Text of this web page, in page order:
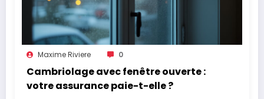
Maxime Riviere 0
Cambriolage avec fenêtre ouverte :
votre assurance paie-t-elle ?